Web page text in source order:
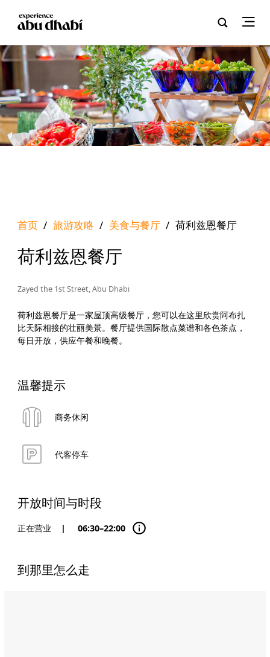
首页 / 旅游攻略 / 美食与餐厅 / 荷利兹恩餐厅
荷利兹恩餐厅
Zayed the 1st Street, Abu Dhabi
荷利兹恩餐厅是一家屋顶高级餐厅，您可以在这里欣赏阿布扎
比天际相接的壮丽美景。餐厅提供国际散点菜谱和各色茶点，
每日开放，供应午餐和晚餐。
温馨提示
商务休闲
代客停车
开放时间与时段
正在营业 | 06:30–22:00
到那里怎么走